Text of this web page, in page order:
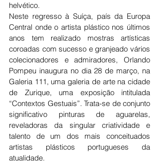
helvético.
Neste regresso à Suíça, país da Europa
Central onde o artista plástico nos últimos
anos tem realizado mostras artísticas
coroadas com sucesso e granjeado vários
colecionadores e admiradores, Orlando
Pompeu inaugura no dia 28 de março, na
Galeria 111, uma galeria de arte na cidade
de Zurique, uma exposição intitulada
“Contextos Gestuais”. Trata-se de conjunto
significativo pinturas de aguarelas,
reveladoras da singular criatividade e
talento de um dos mais conceituados
artistas plásticos portugueses da
atualidade.